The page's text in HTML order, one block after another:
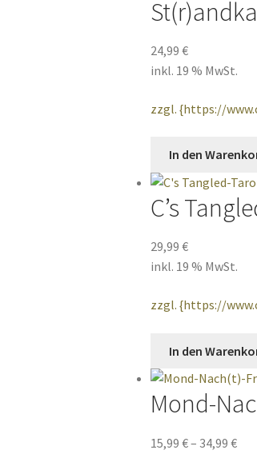
24,99€
inkl. 19 % MwSt.
zzgl. {https://
In den
C’s
29,99€
inkl. 19 % MwSt.
zzgl. {https://
In den
Mond-
15,99€– 34,99€